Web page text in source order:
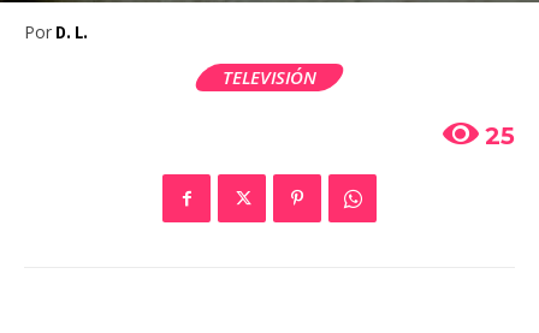
Por D. L.
TELEVISIÓN
25